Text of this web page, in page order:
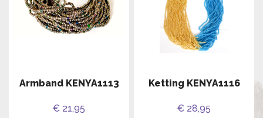
Armband KENYA1113
€ 21,95
Ketting KENYA1116
€ 28,95